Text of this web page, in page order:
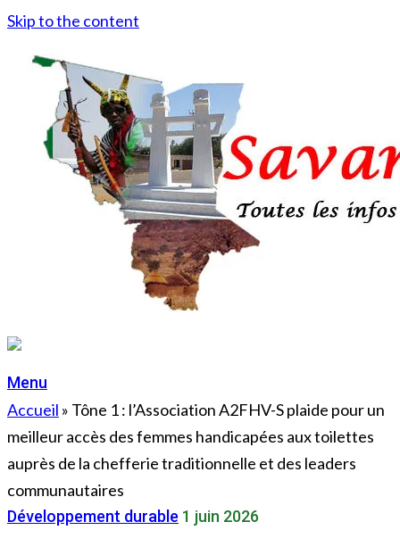
Skip to the content
Menu
Accueil » Tône 1 : l’Association A2FHV-S plaide pour un
meilleur accès des femmes handicapées aux toilettes
auprès de la chefferie traditionnelle et des leaders
communautaires
Développement durable 1 juin 2026